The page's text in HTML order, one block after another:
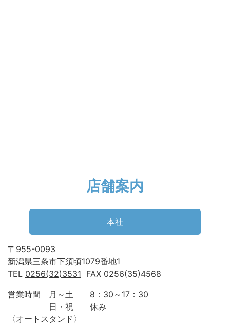
店舗案内
本社
〒955-0093
新潟県三条市下須頃1079番地1
TEL 0256(32)3531 FAX 0256(35)4568
営業時間 月～土 8：30～17：30
日・祝 休み
〈オートスタンド〉